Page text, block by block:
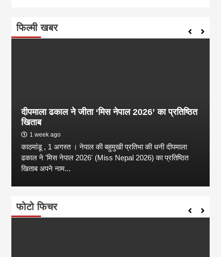
फिल्मी खबर
दीपमाला ढकाल ने जीता ‘मिस नेपाल 2026’ का प्रतिष्ठित
खिताब
1 week ago
काठमांडू , 1 अगस्त । नेपाल की बहुमुखी प्रतिभा की धनी दीपमाला
ढकाल ने 'मिस नेपाल 2026' (Miss Nepal 2026) का प्रतिष्ठित
खिताब अपने नाम...
फोटो फिचर